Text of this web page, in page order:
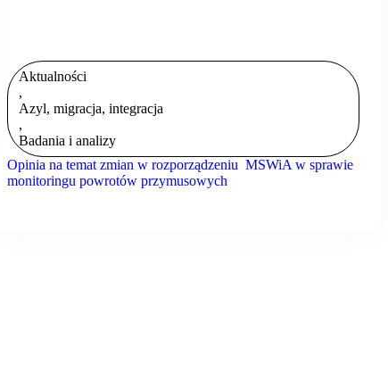
Aktualności
,
Azyl, migracja, integracja
,
Badania i analizy
Opinia na temat zmian w rozporządzeniu MSWiA w sprawie
monitoringu powrotów przymusowych